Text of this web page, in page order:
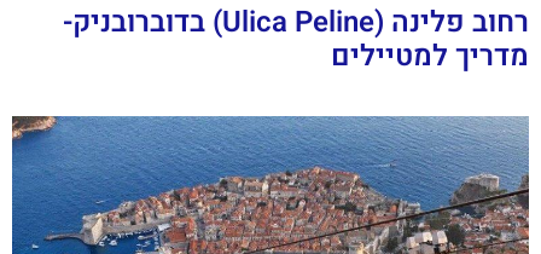
רחוב פלינה (Ulica Peline) בדוברובניק-
מדריך למטיילים